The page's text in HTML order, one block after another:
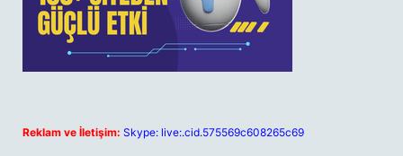
Reklam ve İletişim: Skype: live:.cid.575569c608265c69